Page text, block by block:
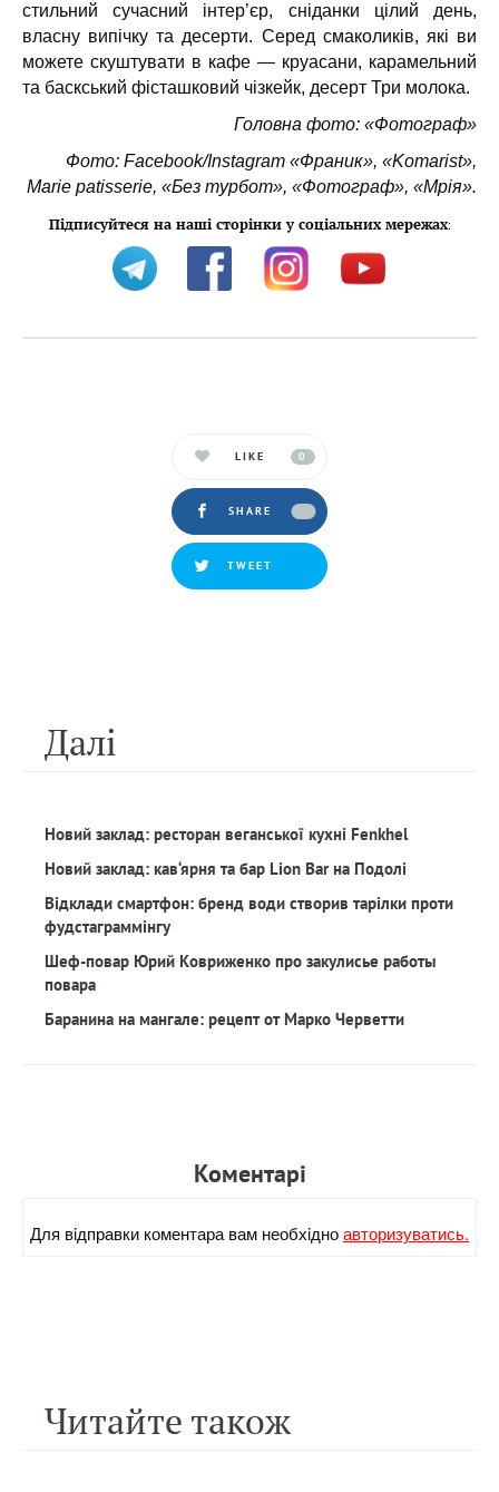
стильний сучасний інтер’єр, сніданки цілий день,
власну випічку та десерти. Серед смаколиків, які ви
можете скуштувати в кафе — круасани, карамельний
та баскський фісташковий чізкейк, десерт Три молока.
Головна фото: «Фотограф»
Фото: Facebook/Instagram «Франик», «Komarist»,
Marie patisserie, «Без турбот», «Фотограф», «Мрія».
Підписуйтеся на наші сторінки у соціальних мережах:
LIKE 0
SHARE
TWEET
Далi
Новий заклад: ресторан веганської кухні Fenkhel
Новий заклад: кав‘ярня та бар Lion Bar на Подолі
Відклади смартфон: бренд води створив тарілки проти
фудстаграммінгу
Шеф-повар Юрий Ковриженко про закулисье работы
повара
Баранина на мангале: рецепт от Марко Черветти
Коментарi
Для вiдправки коментара вам необхiдноавторизуватись.
Читайте також